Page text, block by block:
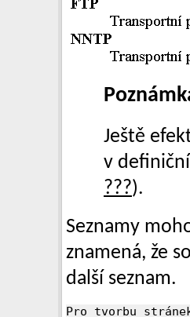
Ještě
v
???).
Seznamy
znamená, že
další seznam.